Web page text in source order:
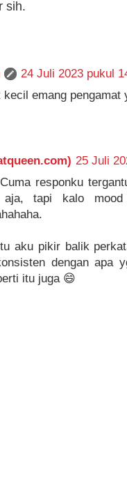
sih.
24 Juli 2023 pukul
kecil emang
25 Juli
responku
aja, tapi kalo
aku pikir balik
dengan apa
itu juga 😄